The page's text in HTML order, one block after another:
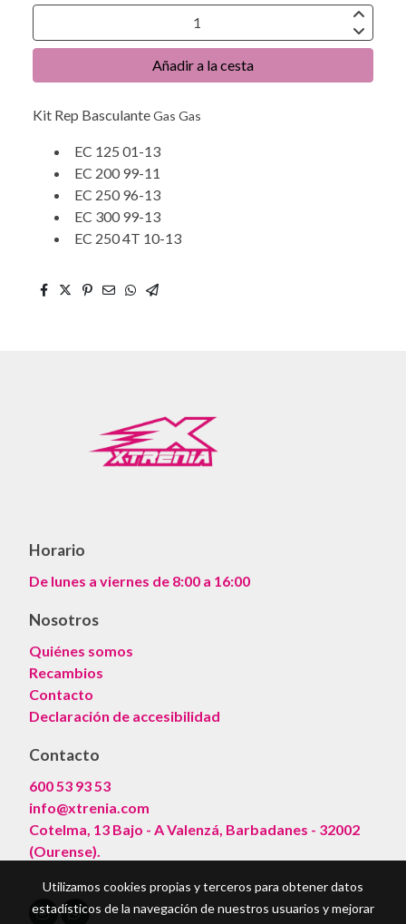
Añadir a la cesta
Kit Rep BasculanteGas Gas
EC 125 01-13
EC 200 99-11
EC 250 96-13
EC 300 99-13
EC 250 4T 10-13
Horario
De lunes a viernes de 8:00 a 16:00
Nosotros
Quiénes somos
Recambios
Contacto
Declaración de accesibilidad
Contacto
600 53 93 53
info@xtrenia.com
Cotelma, 13 Bajo - A Valenzá, Barbadanes - 32002
(Ourense).
Utilizamos cookies propias y terceros para obtener datos
estadísticos de la navegación de nuestros usuarios y mejorar